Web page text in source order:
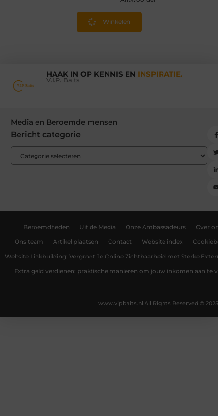
Winkelen
HAAK IN OP KENNIS EN INSPIRATIE.
V.I.P. Baits
Media en Beroemde mensen
Bericht categorie
Beroemdheden Uit de Media Onze Ambassadeurs Over
Ons team Artikel plaatsen Contact Website index
Website Linkbuilding: Vergroot Je Online Zichtbaarheid met Sterke
Extra geld verdienen: praktische manieren om jouw inkomen aan te
All Rights Reserved © 2025
www.vipbaits.nl.